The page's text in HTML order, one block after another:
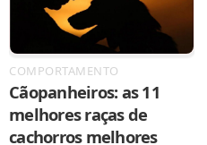
COMPORTAMENTO
Cãopanheiros: as 11
melhores raças de
cachorros melhores